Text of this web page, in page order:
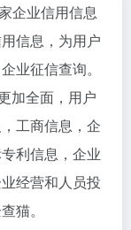
企业信用信息
信息，为用户
业征信查询。
加全面，用户
工商信息，企
利信息，企业
经营和人员投
猫。